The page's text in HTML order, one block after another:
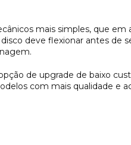
mais simples, que em
deve flexionar antes de
de upgrade de baixo
com mais qualidade e